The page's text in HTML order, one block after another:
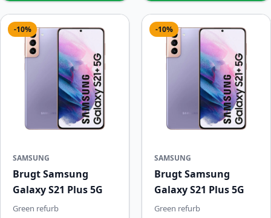
-10%
SAMSUNG
Brugt Samsung
Galaxy S21 Plus 5G
Green refurb
-10%
SAMSUNG
Brugt Samsung
Galaxy S21 Plus 5G
Green refurb